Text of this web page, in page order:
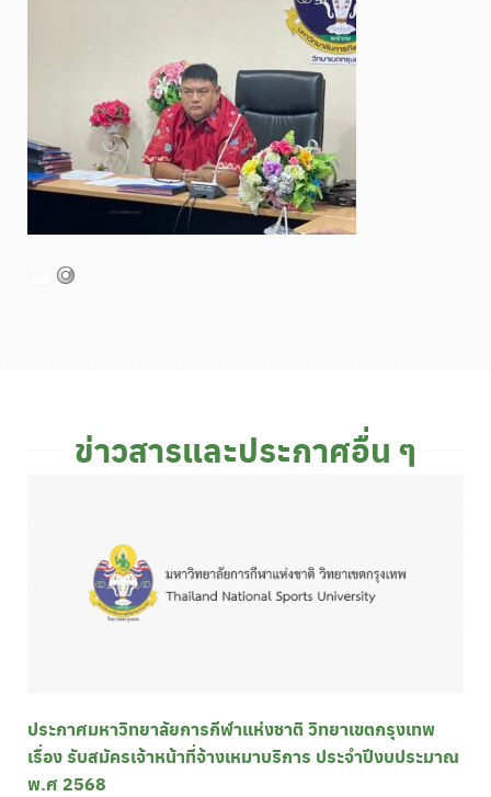
ข่าวสารและประกาศอื่น ๆ
ประกาศมหาวิทยาลัยการกีฬาแห่งชาติ วิทยาเขตกรุงเทพ
เรื่อง รับสมัครเจ้าหน้าที่จ้างเหมาบริการ ประจำปีงบประมาณ
พ.ศ 2568